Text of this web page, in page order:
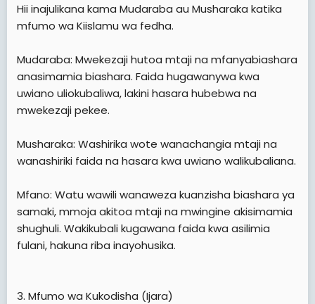
Hii inajulikana kama Mudaraba au Musharaka katika
mfumo wa Kiislamu wa fedha.
Mudaraba: Mwekezaji hutoa mtaji na mfanyabiashara
anasimamia biashara. Faida hugawanywa kwa
uwiano uliokubaliwa, lakini hasara hubebwa na
mwekezaji pekee.
Musharaka: Washirika wote wanachangia mtaji na
wanashiriki faida na hasara kwa uwiano walikubaliana.
Mfano: Watu wawili wanaweza kuanzisha biashara ya
samaki, mmoja akitoa mtaji na mwingine akisimamia
shughuli. Wakikubali kugawana faida kwa asilimia
fulani, hakuna riba inayohusika.
3. Mfumo wa Kukodisha (Ijara)